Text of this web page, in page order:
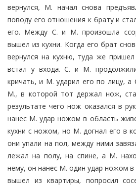
вернулся, М. начал снова
поводу его отношения к брату и
его. Между С. и М. произошла
вышел из кухни. Когда его брат
вернулся на кухню, туда же
встал у входа. С. и М. продолжили
кричать, и М. ударил его по лицу, а
М., в которой тот держал нож,
результате чего нож оказался в
нанес М. удар ножом в область
кухни с ножом, но М. догнал его в
они упали на пол, между ними
лежал на полу, на спине, а М.
нему, он нанес М. один удар ножом в
вышел из квартиры, попросил